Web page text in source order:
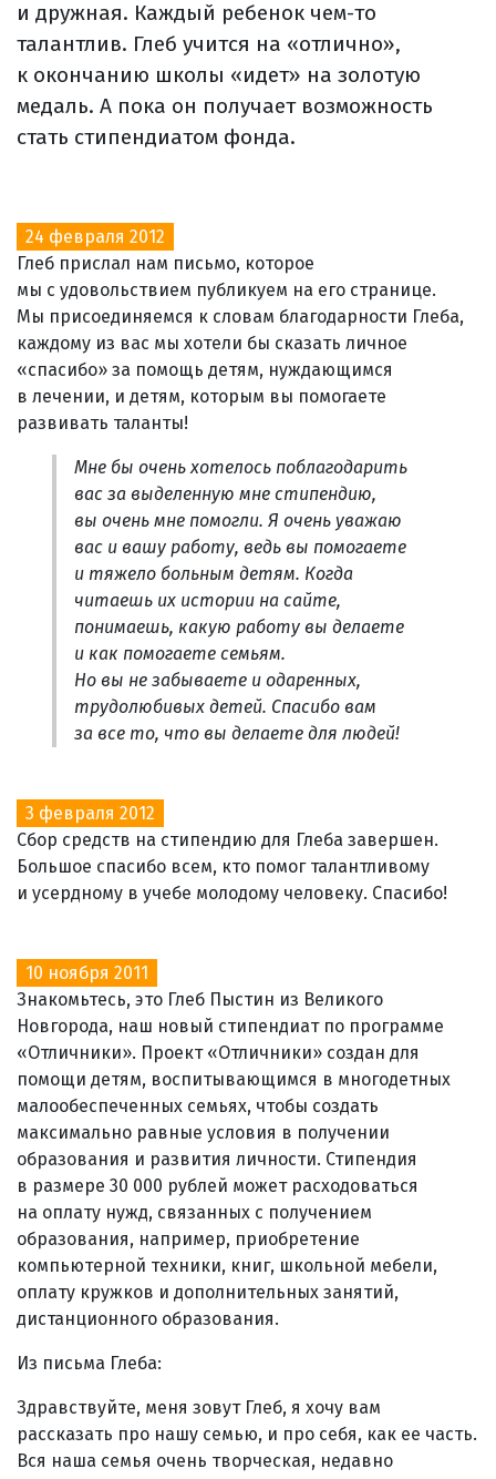
и дружная. Каждый ребенок чем-то
талантлив. Глеб учится на «отлично»,
к окончанию школы «идет» на золотую
медаль. А пока он получает возможность
стать стипендиатом фонда.
24 февраля 2012
Глеб прислал нам письмо, которое
мы с удовольствием публикуем на его странице.
Мы присоединяемся к словам благодарности Глеба,
каждому из вас мы хотели бы сказать личное
«спасибо» за помощь детям, нуждающимся
в лечении, и детям, которым вы помогаете
развивать таланты!
Мне бы очень хотелось поблагодарить
вас за выделенную мне стипендию,
вы очень мне помогли. Я очень уважаю
вас и вашу работу, ведь вы помогаете
и тяжело больным детям. Когда
читаешь их истории на сайте,
понимаешь, какую работу вы делаете
и как помогаете семьям.
Но вы не забываете и одаренных,
трудолюбивых детей. Спасибо вам
за все то, что вы делаете для людей!
3 февраля 2012
Сбор средств на стипендию для Глеба завершен.
Большое спасибо всем, кто помог талантливому
и усердному в учебе молодому человеку. Спасибо!
10 ноября 2011
Знакомьтесь, это Глеб Пыстин из Великого
Новгорода, наш новый стипендиат по программе
«Отличники». Проект «Отличники» создан для
помощи детям, воспитывающимся в многодетных
малообеспеченных семьях, чтобы создать
максимально равные условия в получении
образования и развития личности. Стипендия
в размере 30 000 рублей может расходоваться
на оплату нужд, связанных с получением
образования, например, приобретение
компьютерной техники, книг, школьной мебели,
оплату кружков и дополнительных занятий,
дистанционного образования.
Из письма Глеба:
Здравствуйте, меня зовут Глеб, я хочу вам
рассказать про нашу семью, и про себя, как ее часть.
Вся наша семья очень творческая, недавно